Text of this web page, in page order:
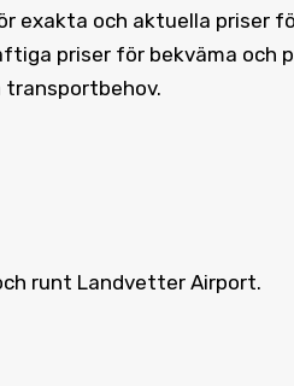
exakta och aktuella priser
priser för bekväma och
runt Landvetter Airport.